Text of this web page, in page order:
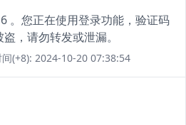
。您正在使用登录功能，验证码
，请勿转发或泄漏。
(+8): 2024-10-20 07:38:54